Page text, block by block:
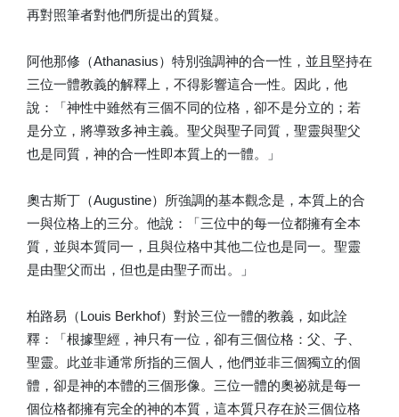
再對照筆者對他們所提出的質疑。
阿他那修（Athanasius）特別強調神的合一性，並且堅持在
三位一體教義的解釋上，不得影響這合一性。因此，他
說：「神性中雖然有三個不同的位格，卻不是分立的；若
是分立，將導致多神主義。聖父與聖子同質，聖靈與聖父
也是同質，神的合一性即本質上的一體。」
奧古斯丁（Augustine）所強調的基本觀念是，本質上的合
一與位格上的三分。他說：「三位中的每一位都擁有全本
質，並與本質同一，且與位格中其他二位也是同一。聖靈
是由聖父而出，但也是由聖子而出。」
柏路易（Louis Berkhof）對於三位一體的教義，如此詮
釋：「根據聖經，神只有一位，卻有三個位格：父、子、
聖靈。此並非通常所指的三個人，他們並非三個獨立的個
體，卻是神的本體的三個形像。三位一體的奧祕就是每一
個位格都擁有完全的神的本質，這本質只存在於三個位格